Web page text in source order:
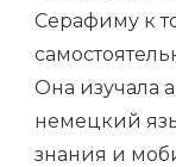
Серафиму к
Она изучала
немецкий
знания и